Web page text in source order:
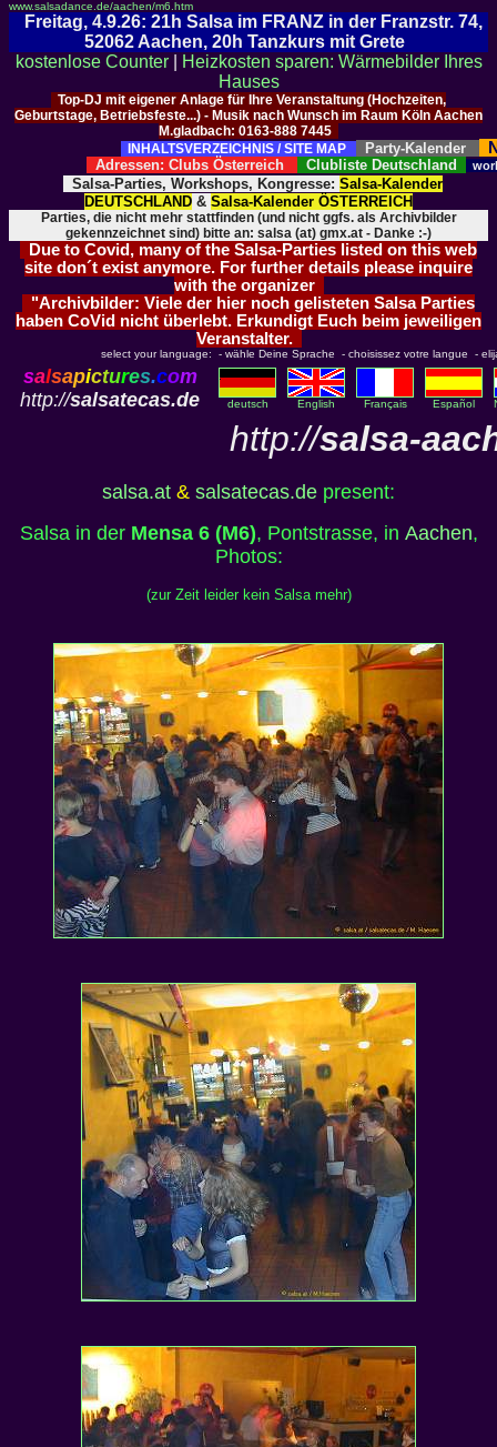
www.salsadance.de/aachen/m6.htm
Freitag, 4.9.26: 21h Salsa im FRANZ in der Franzstr. 74,
52062 Aachen, 20h Tanzkurs mit Grete
kostenlose Counter|
Heizkosten sparen: Wärmebilder Ihres
Hauses
Top-DJ mit eigener Anlage für Ihre Veranstaltung (Hochzeiten,
Geburtstage, Betriebsfeste...) - Musik nach Wunsch im Raum Köln Aachen
M.gladbach: 0163-888 7445
INHALTSVERZEICHNIS / SITE MAP
Party-Kalender
Adressen: Clubs Österreich Clubliste Deutschland
Salsa-Parties, Workshops, Kongresse: Salsa-Kalender
DEUTSCHLAND & Salsa-Kalender ÖSTERREICH
Parties, die nicht mehr stattfinden (und nicht ggfs. als Archivbilder
gekennzeichnet sind) bitte an: salsa (at) gmx.at - Danke :-)
Due to Covid, many of the Salsa-Parties listed on this web
site don´t exist anymore. For further details please inquire
with the organizer
"Archivbilder: Viele der hier noch gelisteten Salsa Parties
haben CoVid nicht überlebt. Erkundigt Euch beim jeweiligen
Veranstalter.
select your language: - wähle Deine Sprache - choisissez votre langue -
salsapictures.com
http://salsatecas.de deutsch English Français Español
http://salsa-
salsa.at & salsatecas.de present:
Salsa in der Mensa 6 (M6), Pontstrasse, in Aachen,
Photos:
(zur Zeit leider kein Salsa mehr)